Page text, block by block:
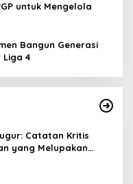
untuk Mengelola
Bangun Generasi
Liga 4
Catatan Kritis
yang Melupakan